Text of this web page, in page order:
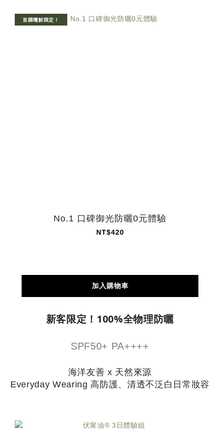
首購嚐鮮限定！
No.1 口碑御光防曬0元體驗
NT$420
加入購物車
新客限定！100%全物理防曬
SPF50+ PA++++
海洋友善 x 天然來源
Everyday Wearing 高防護、清透不泛白日常妝容